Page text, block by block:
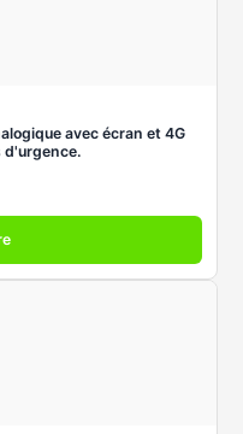
avec écran et 4G
d'urgence.